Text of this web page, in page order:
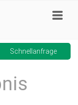
Schnellanfrage